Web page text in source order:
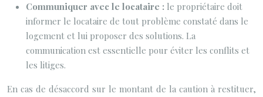
Communiquer avec le locataire : le propriétaire doit
informer le locataire de tout problème constaté dans le
logement et lui proposer des solutions. La
communication est essentielle pour éviter les conflits et
les litiges.
En cas de désaccord sur le montant de la caution à restituer,